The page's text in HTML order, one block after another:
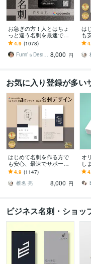
お急ぎの方！人とはちょ
っと違う名刺を最速で作
ります あなただけのオリ
ジナル名刺を！翌日まで
にデザイン作成します！
4.9 (1078)
Fumi’ｓDesign 8,000 円
は
も
し
最
デ
お気に入り登録が多い
はじめて名刺を作る方で
も安心、最速でサポート
します 名刺デザイン実績
最多のプロデザイナーが
デザインいたします!
4.9 (1147)
椎名 亮
8,000 円
オ
し
素
ビジネス名刺・ショッ